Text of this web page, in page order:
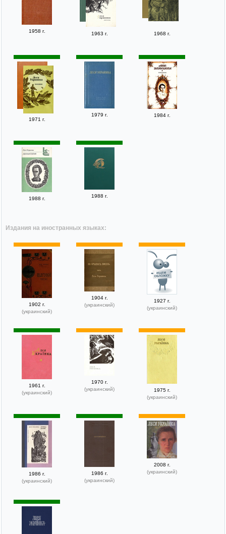
1958 г. 1963 г. 1968 г.
1971 г.
1979 г. 1984 г.
1988 г. 1988 г.
Издания на иностранных языках:
1902 г.
(украинский)
1904 г.
(украинский)
1927 г.
(украинский)
1961 г.
(украинский)
1970 г.
(украинский)
1975 г.
(украинский)
1986 г.
(украинский)
1986 г.
(украинский)
2008 г.
(украинский)